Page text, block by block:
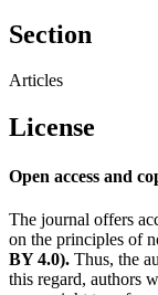
Section
Articles
License
Open access and
The journal offers
on the principles of
BY 4.0). Thus, the
this regard, authors